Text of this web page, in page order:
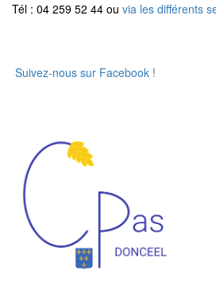
Tél : 04 259 52 44 ou via les différents
Suivez-nous sur Facebook !